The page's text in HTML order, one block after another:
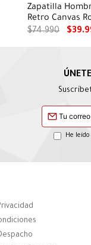
Zapatilla
Retro Canvas
$74.990 $39.
He